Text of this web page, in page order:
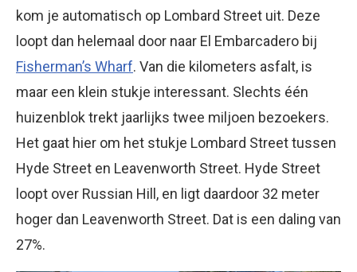
kom je automatisch op Lombard Street uit. Deze
loopt dan helemaal door naar El Embarcadero bij
Fisherman’s Wharf. Van die kilometers asfalt, is
maar een klein stukje interessant. Slechts één
huizenblok trekt jaarlijks twee miljoen bezoekers.
Het gaat hier om het stukje Lombard Street tussen
Hyde Street en Leavenworth Street. Hyde Street
loopt over Russian Hill, en ligt daardoor 32 meter
hoger dan Leavenworth Street. Dat is een daling van
27%.